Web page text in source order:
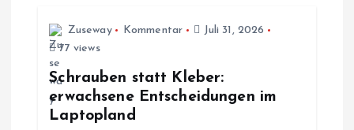
Zuseway Kommentar
Juli 31, 2026
77 views
Schrauben statt Kleber:
erwachsene Entscheidungen im
Laptopland